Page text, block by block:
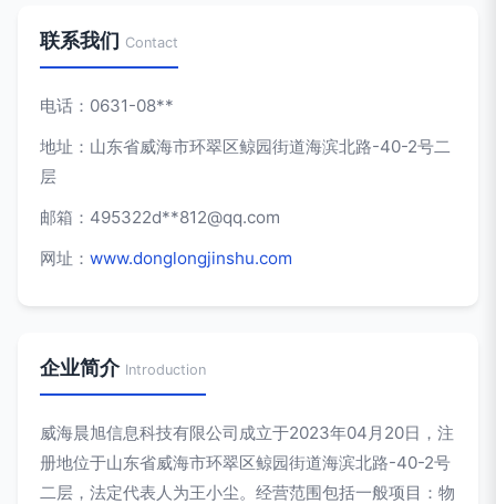
联系我们 Contact
电话：0631-08**
地址：山东省威海市环翠区鲸园街道海滨北路-40-2号二
层
邮箱：495322d**812@qq.com
网址： www.donglongjinshu.com
企业简介 Introduction
威海晨旭信息科技有限公司成立于2023年04月20日，注
册地位于山东省威海市环翠区鲸园街道海滨北路-40-2号
二层，法定代表人为王小尘。经营范围包括一般项目：物